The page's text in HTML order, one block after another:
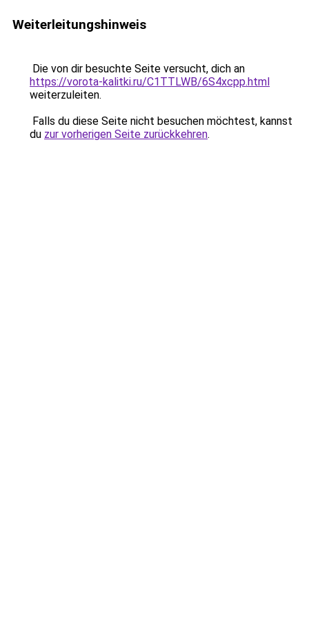
Weiterleitungshinweis
Die von dir besuchte Seite versucht, dich an
https://vorota-kalitki.ru/C1TTLWB/6S4xcpp.html
weiterzuleiten.
Falls du diese Seite nicht besuchen möchtest, kannst
du zur vorherigen Seite zurückkehren.